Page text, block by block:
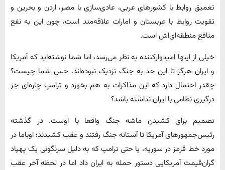
تعمیق روابط با کشورهای عربی، عادی‌سازی با مصر، اردن و بحرین و
تقویت روابط با عربستان و امارات علاقه‌مند است، چون این به نفع
منافع منطقه‌ای‌اش است.
خیلی از اینها امیدوارکننده به نظر می‌رسد، اما شما نوشته‌اید که آمریکا
و ایران هرگز تا این حد به جنگ نزدیک نبوده‌اند. حس شما چیست؟
چقدر احتمال دارد که این مذاکرات به هم بخورد و ترامپ چاره‌ای جز
درگیری نظامی با ایران نداشته باشد؟
تصمیم برای کشیدن ماشه جنگ واقعا با اوست. در گذشته
رئیس‌جمهورهای آمریکا تا آستانه جنگ رفتند و عقب کشیدند؛ اوباما در
مورد خط قرمز در سوریه، یا حتی ترامپ که به دلیل سرنگونی یک پهپاد
گران‌قیمت آمریکایی دستور حمله به ایران داد اما در لحظه آخر عقب